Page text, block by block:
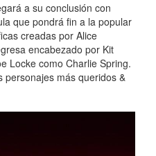
a su conclusión con
que pondrá fin a la popular
creadas por Alice
encabezado por Kit
Locke como Charlie Spring.
personajes más queridos &